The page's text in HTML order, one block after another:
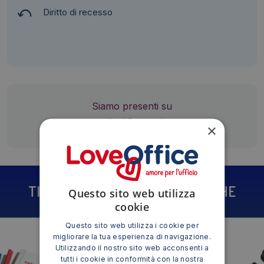
Diritto di recesso
Siamo presenti su
TI POTREBBE INTERESSARE ANCHE
×
Questo sito web utilizza
cookie
Questo sito web utilizza i cookie per
migliorare la tua esperienza di navigazione.
Utilizzando il nostro sito web acconsenti a
tutti i cookie in conformità con la nostra